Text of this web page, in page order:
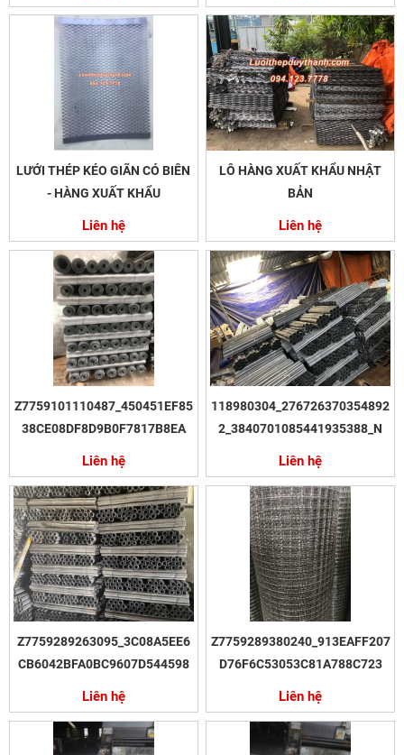
LƯỚI THÉP KÉO GIÃN CÓ BIÊN
- HÀNG XUẤT KHẨU
Liên hệ
LÔ HÀNG XUẤT KHẨU NHẬT
BẢN
Liên hệ
Z7759101110487_450451EF85
38CE08DF8D9B0F7817B8EA
Liên hệ
118980304_276726370354892
2_3840701085441935388_N
Liên hệ
Z7759289263095_3C08A5EE6
CB6042BFA0BC9607D544598
Liên hệ
Z7759289380240_913EAFF207
D76F6C53053C81A788C723
Liên hệ